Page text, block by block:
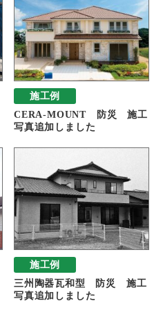
施工例
CERA-MOUNT 防災 施工
写真追加しました
施工例
三州陶器瓦和型 防災 施工
写真追加しました